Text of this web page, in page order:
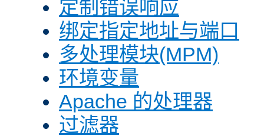
定制错误响应
绑定指定地址与端口
多处理模块(MPM)
环境变量
Apache 的处理器
过滤器